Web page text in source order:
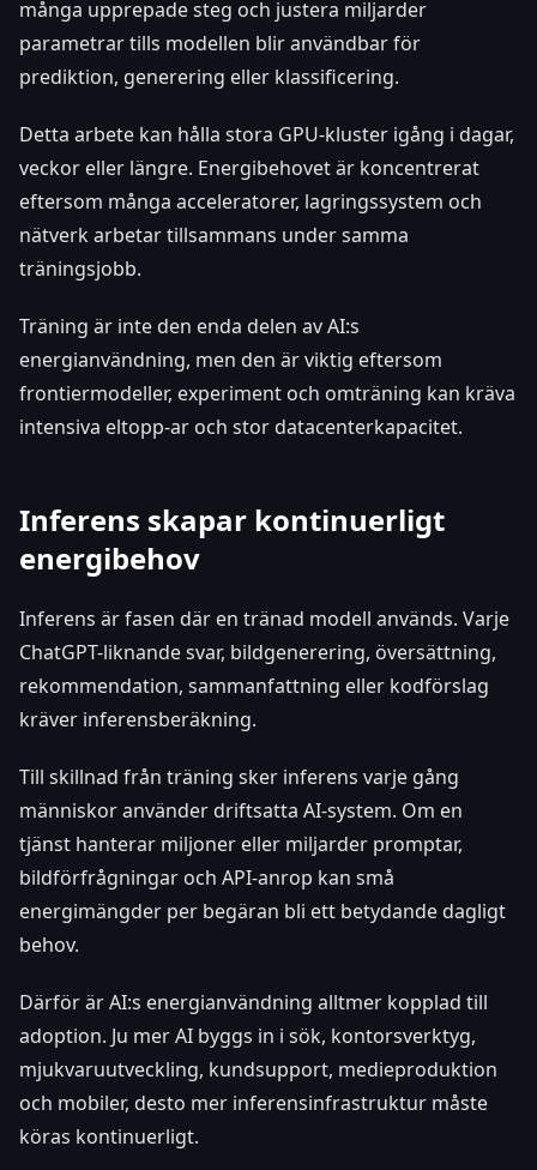
många upprepade steg och justera miljarder
parametrar tills modellen blir användbar för
prediktion, generering eller klassificering.
Detta arbete kan hålla stora GPU-kluster igång i dagar,
veckor eller längre. Energibehovet är koncentrerat
eftersom många acceleratorer, lagringssystem och
nätverk arbetar tillsammans under samma
träningsjobb.
Träning är inte den enda delen av AI:s
energianvändning, men den är viktig eftersom
frontiermodeller, experiment och omträning kan kräva
intensiva eltopp-ar och stor datacenterkapacitet.
Inferens skapar kontinuerligt
energibehov
Inferens är fasen där en tränad modell används. Varje
ChatGPT-liknande svar, bildgenerering, översättning,
rekommendation, sammanfattning eller kodförslag
kräver inferensberäkning.
Till skillnad från träning sker inferens varje gång
människor använder driftsatta AI-system. Om en
tjänst hanterar miljoner eller miljarder promptar,
bildförfrågningar och API-anrop kan små
energimängder per begäran bli ett betydande dagligt
behov.
Därför är AI:s energianvändning alltmer kopplad till
adoption. Ju mer AI byggs in i sök, kontorsverktyg,
mjukvaruutveckling, kundsupport, medieproduktion
och mobiler, desto mer inferensinfrastruktur måste
köras kontinuerligt.